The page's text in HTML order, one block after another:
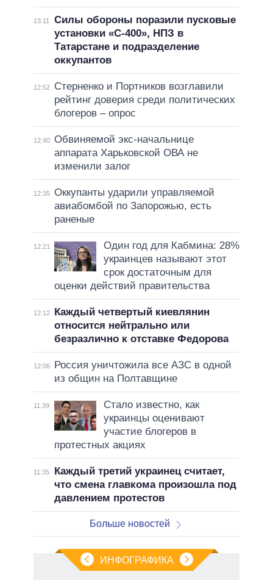
13:11
Силы обороны поразили пусковые
установки «С-400», НПЗ в
Татарстане и подразделение
оккупантов
12:52
Стерненко и Портников возглавили
рейтинг доверия среди политических
блогеров – опрос
12:40 Обвиняемой экс-начальнице
аппарата Харьковской ОВА не
изменили залог
12:35 Оккупанты ударили управляемой
авиабомбой по Запорожью, есть
раненые
12:21
Один год для Кабмина: 28%
украинцев называют этот
срок достаточным для
оценки действий правительства
12:12
Каждый четвертый киевлянин
относится нейтрально или
безразлично к отставке Федорова
12:06
Россия уничтожила все АЗС в одной
из общин на Полтавщине
11:39
Стало известно, как
украинцы оценивают
участие блогеров в
протестных акциях
11:35
Каждый третий украинец считает,
что смена главкома произошла под
давлением протестов
Больше новостей
ИНФОГРАФИКА